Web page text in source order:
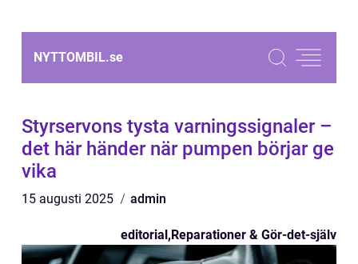
NYTTOMBIL.se
Styrservons tysta varningssignaler –
det här händer när pumpen börjar ge
vika
15 augusti 2025 admin
editorial,Reparationer & Gör-det-själv